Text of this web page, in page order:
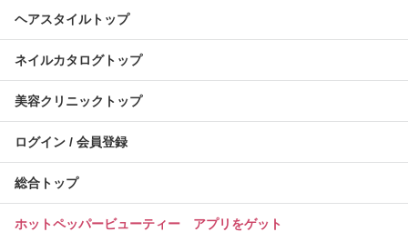
ヘアスタイルトップ
ネイルカタログトップ
美容クリニックトップ
ログイン / 会員登録
総合トップ
ホットペッパービューティー アプリをゲット